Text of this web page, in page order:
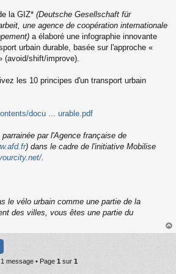
la GIZ* (Deutsche Gesellschaft für
une agence de coopération internationale
a élaboré une infographie innovante
urbain durable, basée sur l'approche «
(avoid/shift/improve).
les 10 principes d'un transport urbain
docu ... urable.pdf
par l'Agence française de
) dans le cadre de l'initiative Mobilise
.
le vélo urbain comme une partie de la
des villes, vous êtes une partie du
au
1 message • Page 1 sur 1